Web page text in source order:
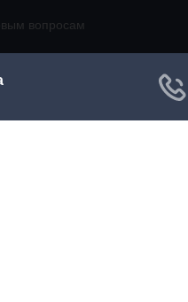
государственных